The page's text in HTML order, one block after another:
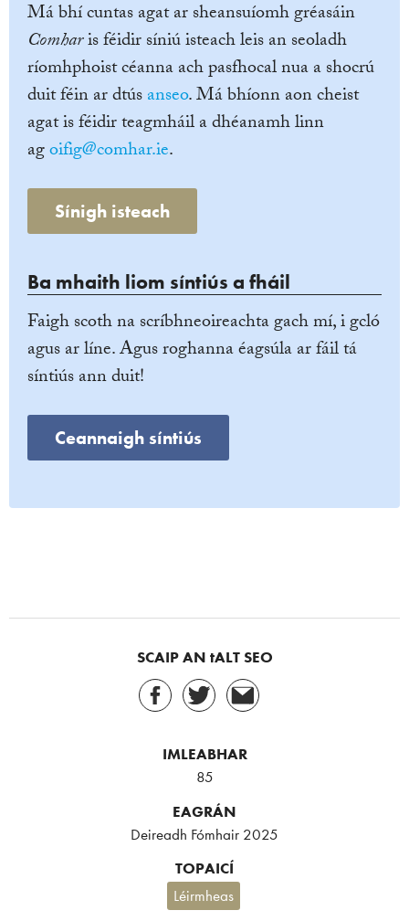
Má bhí cuntas agat ar sheansuíomh gréasáin
Comharis féidir síniú isteach leis an seoladh
ríomhphoist céanna ach pasfhocal nua a shocrú
duit féin ar dtúsanseo. Má bhíonn aon cheist
agat is féidir teagmháil a dhéanamh linn
agoifig@comhar.ie.
Sínigh isteach
Ba mhaith liom síntiús a fháil
Faigh scoth na scríbhneoireachta gach mí, i gcló
agus ar líne. Agus roghanna éagsúla ar fáil tá
síntiús ann duit!
Ceannaigh síntiús
SCAIP AN tALT SEO
IMLEABHAR
85
EAGRÁN
Deireadh Fómhair 2025
TOPAICÍ
Léirmheas